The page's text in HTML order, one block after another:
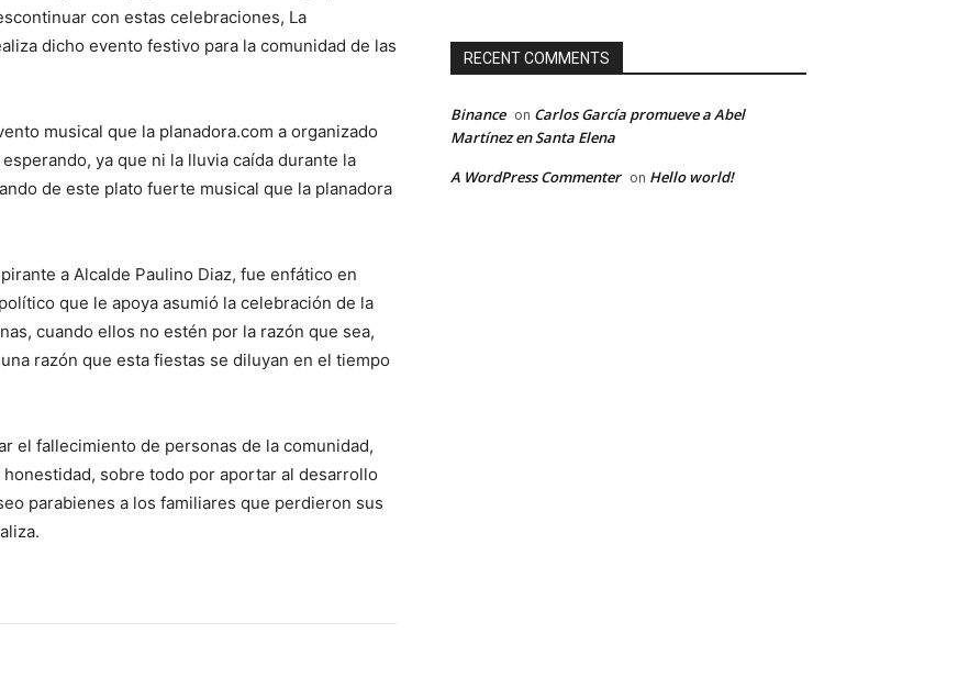
con estas celebraciones, La
dicho evento festivo para la comunidad de las
musical que la planadora.com a organizado
ya que ni la lluvia caída durante la
de este plato fuerte musical que la planadora
a Alcalde Paulino Diaz, fue enfático en
que le apoya asumió la celebración de la
cuando ellos no estén por la razón que sea,
razón que esta fiestas se diluyan en el tiempo
el fallecimiento de personas de la comunidad,
sobre todo por aportar al desarrollo
parabienes a los familiares que perdieron sus
RECENT COMMENTS
Binance on Carlos García promueve a Abel
Martínez en Santa Elena
A WordPress Commenter on Hello world!